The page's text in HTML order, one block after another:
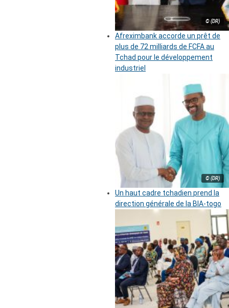
© (DR)
Afreximbank accorde un prêt de
plus de 72 milliards de FCFA au
Tchad pour le développement
industriel
© (DR)
Un haut cadre tchadien prend la
direction générale de la BIA-togo